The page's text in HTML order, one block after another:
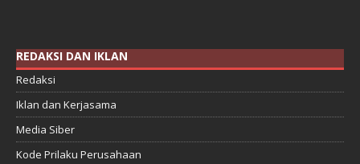
REDAKSI DAN IKLAN
Redaksi
Iklan dan Kerjasama
Media Siber
Kode Prilaku Perusahaan